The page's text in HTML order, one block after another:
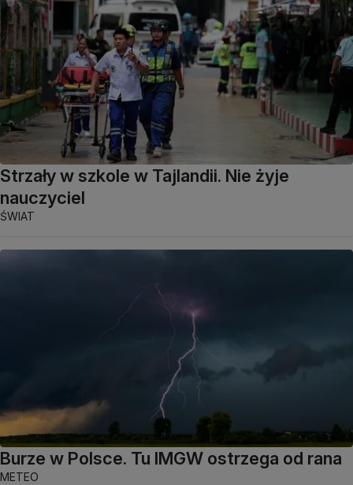
Strzały w szkole w Tajlandii. Nie żyje
nauczyciel
ŚWIAT
Burze w Polsce. Tu IMGW ostrzega od rana
METEO